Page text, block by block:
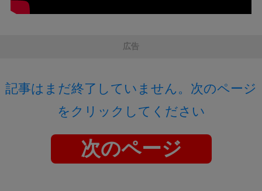
広告
記事はまだ終了していません。次のページ
をクリックしてください
次のページ